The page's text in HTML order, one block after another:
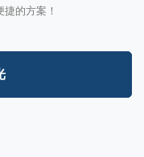
的方案！